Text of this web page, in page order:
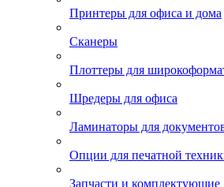
Принтеры для офиса и дома
Сканеры
Плоттеры для
Шредеры для офиса
Ламинаторы для
Опции для печатной
Запчасти и комплектующие